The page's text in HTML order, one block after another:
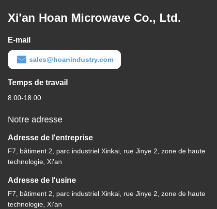
Xi'an Hoan Microwave Co., Ltd.
E-mail
sales@hoanindustry.com
Temps de travail
8:00-18:00
Notre adresse
Adresse de l'entreprise
F7, bâtiment 2, parc industriel Xinkai, rue Jinye 2, zone de haute
technologie, Xi'an
Adresse de l'usine
F7, bâtiment 2, parc industriel Xinkai, rue Jinye 2, zone de haute
technologie, Xi'an